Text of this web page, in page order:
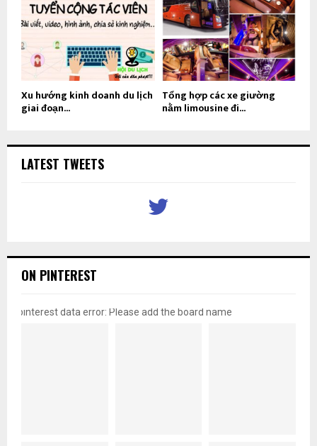
Xu hướng kinh doanh du lịch
giai đoạn...
Tổng hợp các xe giường
nằm limousine đi...
LATEST TWEETS
ON PINTEREST
pinterest data error: Please add the board name